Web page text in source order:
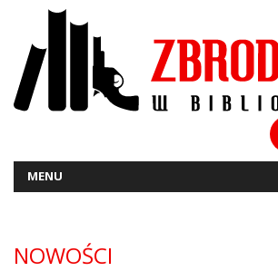
MENU
NOWOŚCI
NOWOŚCI